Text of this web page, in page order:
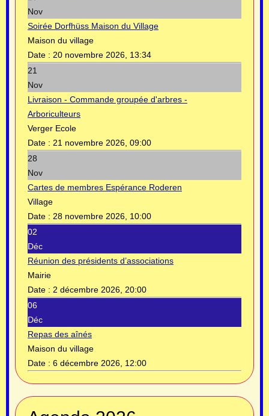
Nov
Soirée Dorfhüss Maison du Village
Maison du village
Date : 20 novembre 2026, 13:34
21
Nov
Livraison - Commande groupée d'arbres -
Arboriculteurs
Verger Ecole
Date : 21 novembre 2026, 09:00
28
Nov
Cartes de membres Espérance Roderen
Village
Date : 28 novembre 2026, 10:00
02
Déc
Réunion des présidents d’associations
Mairie
Date : 2 décembre 2026, 20:00
06
Déc
Repas des aînés
Maison du village
Date : 6 décembre 2026, 12:00
Année